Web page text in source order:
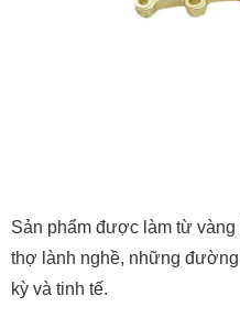
Sản phẩm được làm từ
thợ lành nghề, những
kỳ và tinh tế.